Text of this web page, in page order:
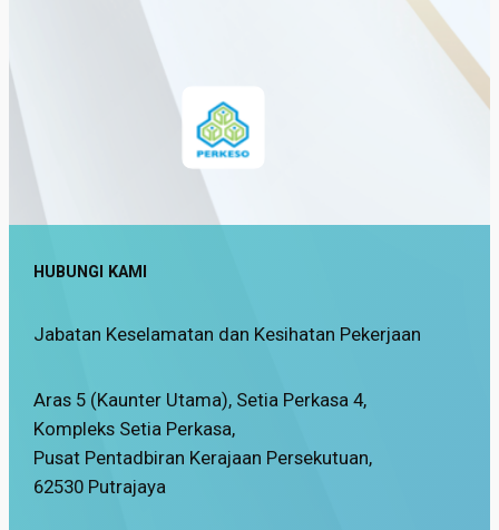
HUBUNGI KAMI
Jabatan Keselamatan dan Kesihatan Pekerjaan
Aras 5 (Kaunter Utama), Setia Perkasa 4,
Kompleks Setia Perkasa,
Pusat Pentadbiran Kerajaan Persekutuan,
62530 Putrajaya